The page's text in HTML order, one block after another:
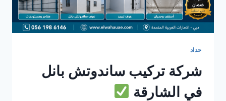
حداد
شركة تركيب ساندوتش بانل
في الشارقة